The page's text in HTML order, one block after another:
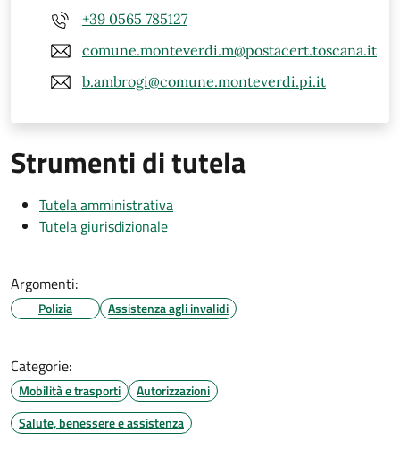
+39 0565 785127
comune.monteverdi.m@postacert.toscana.it
b.ambrogi@comune.monteverdi.pi.it
Strumenti di tutela
Tutela amministrativa
Tutela giurisdizionale
Argomenti:
Polizia Assistenza agli invalidi
Categorie:
Mobilità e trasporti
Autorizzazioni
Salute, benessere e assistenza